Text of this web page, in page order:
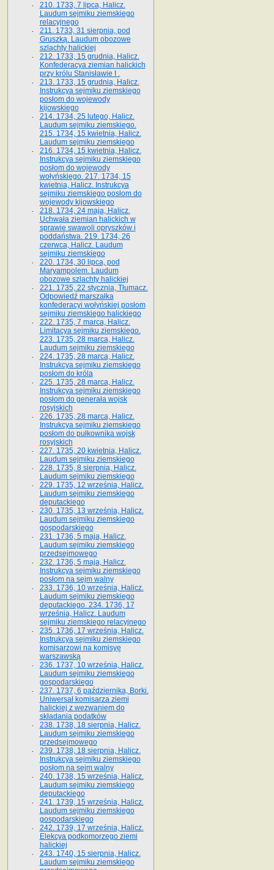
210. 1733, 7 lipca, Halicz.
Laudum sejmiku ziemskiego
relacyjnego
211. 1733, 31 sierpnia, pod
Gruszką. Laudum obozowe
szlachty halickiej
212. 1733, 15 grudnia, Halicz.
Konfederacya ziemian halickich
przy królu Stanisławie I .
213. 1733, 15 grudnia, Halicz.
Instrukcya sejmiku ziemskiego
posłom do wojewody
kijowskiego
214. 1734, 25 lutego, Halicz.
Laudum sejmiku ziemskiego.
215. 1734, 15 kwietnia, Halicz.
Laudum sejmiku ziemskiego
216. 1734, 15 kwietnia, Halicz.
Instrukcya sejmiku ziemskiego
posłom do wojewody
wołyńskiego. 217. 1734, 15
kwietnia, Halicz. Instrukcya
sejmiku ziemskiego posłom do
wojewody kijowskiego
218. 1734, 24 maja, Halicz.
Uchwała ziemian halickich w
sprawie swawoli opryszków i
poddaństwa. 219. 1734, 26
czerwca, Halicz. Laudum
sejmiku ziemskiego
220. 1734, 30 lipca, pod
Maryampolem. Laudum
obozowe szlachty halickiej
221. 1735, 22 stycznia, Tłumacz.
Odpowiedź marszałka
konfederacyi wołyńskiej posłom
sejmiku ziemskiego halickiego
222. 1735, 7 marca, Halicz.
Limitacya sejmiku ziemskiego.
223. 1735, 28 marca, Halicz.
Laudum sejmiku ziemskiego
224. 1735, 28 marca, Halicz.
Instrukcya sejmiku ziemskiego
posłom do króla
225. 1735, 28 marca, Halicz.
Instrukcya sejmiku ziemskiego
posłom do generała wojsk
rosyjskich
226. 1735, 28 marca, Halicz.
Instrukcya sejmiku ziemskiego
posłom do pułkownika wojsk
rosyjskich
227. 1735, 20 kwietnia, Halicz.
Laudum sejmiku ziemskiego
228. 1735, 8 sierpnia, Halicz.
Laudum sejmiku ziemskiego
229. 1735, 12 września, Halicz.
Laudum sejmiku ziemskiego
deputackiego
230. 1735, 13 września, Halicz.
Laudum sejmiku ziemskiego
gospodarskiego
231. 1736, 5 maja, Halicz.
Laudum sejmiku ziemskiego
przedsejmowego
232. 1736, 5 maja, Halicz.
Instrukcya sejmiku ziemskiego
posłom na sejm walny
233. 1736, 10 września, Halicz.
Laudum sejmiku ziemskiego
deputackiego. 234. 1736, 17
września, Halicz. Laudum
sejmiku ziemskiego relacyjnego
235. 1736, 17 września, Halicz.
Instrukcya sejmiku ziemskiego
komisarzowi na komisyę
warszawską
236. 1737, 10 września, Halicz.
Laudum sejmiku ziemskiego
gospodarskiego
237. 1737, 6 października, Borki.
Uniwersał komisarza ziemi
halickiej z wezwaniem do
składania podatków
238. 1738, 18 sierpnia, Halicz.
Laudum sejmiku ziemskiego
przedsejmowego
239. 1738, 18 sierpnia, Halicz.
Instrukcya sejmiku ziemskiego
posłom na sejm walny
240. 1738, 15 września, Halicz.
Laudum sejmiku ziemskiego
deputackiego
241. 1739, 15 września, Halicz.
Laudum sejmiku ziemskiego
gospodarskiego
242. 1739, 17 września, Halicz.
Elekcya podkomorzego ziemi
halickiej
243. 1740, 15 sierpnia, Halicz.
Laudum sejmiku ziemskiego